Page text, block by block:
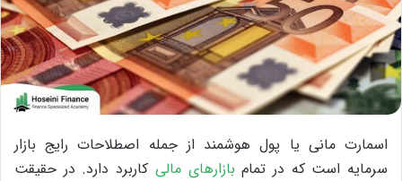
اسمارت مانی یا پول هوشمند از جمله اصطلاحات رایج بازار
سرمایه است که در تمام بازارهای مالی کاربرد دارد. در حقیقت